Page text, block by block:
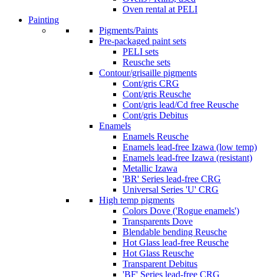
Oven rental at PELI
Painting
Pigments/Paints
Pre-packaged paint sets
PELI sets
Reusche sets
Contour/grisaille pigments
Cont/gris CRG
Cont/gris Reusche
Cont/gris lead/Cd free Reusche
Cont/gris Debitus
Enamels
Enamels Reusche
Enamels lead-free Izawa (low temp)
Enamels lead-free Izawa (resistant)
Metallic Izawa
'BR' Series lead-free CRG
Universal Series 'U' CRG
High temp pigments
Colors Dove ('Rogue enamels')
Transparents Dove
Blendable bending Reusche
Hot Glass lead-free Reusche
Hot Glass Reusche
Transparent Debitus
'BF' Series lead-free CRG